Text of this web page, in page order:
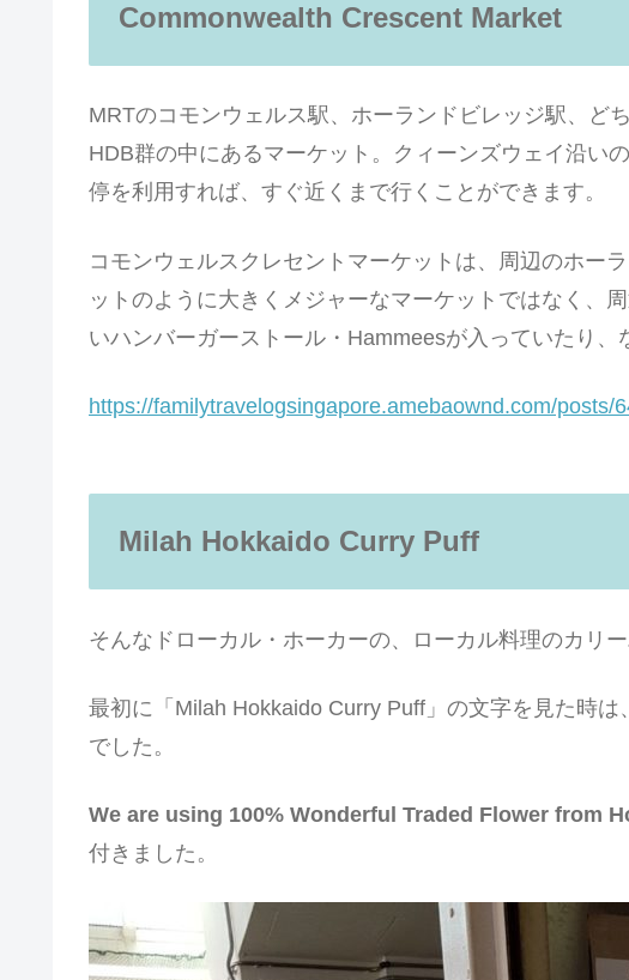
Commonwealth Crescent Market
MRTのコモンウェルス駅、ホーランドビレッジ駅、ど
HDB群の中にあるマーケット。クィーンズウェイ沿い
停を利用すれば、すぐ近くまで行くことができます。
コモンウェルスクレセントマーケットは、周辺のホー
ットのように大きくメジャーなマーケットではなく、
いハンバーガーストール・Hammeesが入っていたり、
https://familytravelogsingapore.amebaownd.com/posts/
Milah Hokkaido Curry Puff
そんなドローカル・ホーカーの、ローカル料理のカリ
最初に「Milah Hokkaido Curry Puff」の文字を見た時
でした。
We are using 100% Wonderful Traded Flower from
付きました。